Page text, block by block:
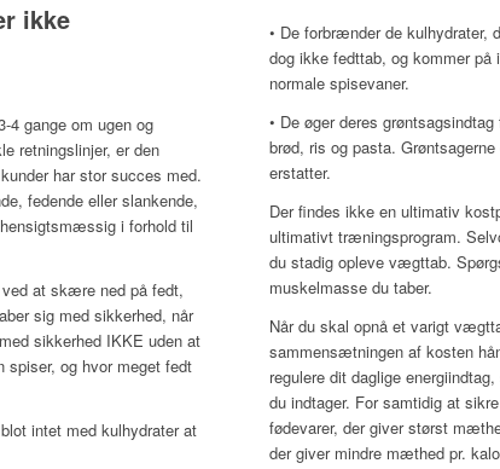
ikke
4 gange om ugen og
retningslinjer, er den
har stor succes med.
fedende eller slankende,
i forhold til
at skære ned på fedt,
sig med sikkerhed, når
sikkerhed IKKE uden at
og hvor meget fedt
intet med kulhydrater at
• De forbrænder de kulhydrater,
dog ikke fedttab, og kommer
normale spisevaner.
• De øger deres
brød, ris og pasta.
erstatter.
Der findes ikke en ultimativ
ultimativt træningsprogram.
du stadig opleve vægttab.
muskelmasse du taber.
Når du skal opnå et varigt
sammensætningen af kosten
regulere dit daglige
du indtager. For samtidig at
fødevarer, der giver størst
der giver mindre mæthed pr.